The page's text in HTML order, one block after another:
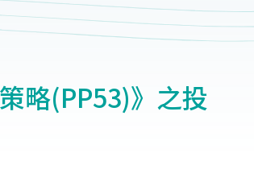
略(PP53)》之投